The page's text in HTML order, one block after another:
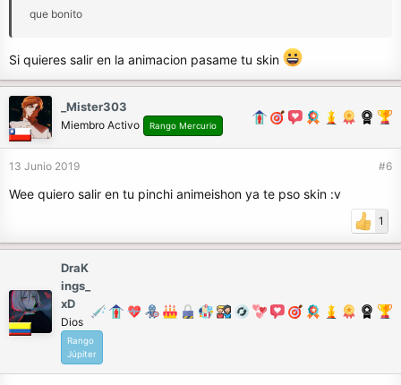
que bonito
Si quieres salir en la animacion pasame tu skin
_Mister303
Miembro Activo Rango Mercurio
13 Junio 2019 #6
Wee quiero salir en tu pinchi animeishon ya te pso skin :v
1
DraK
ings_
xD
Dios
Rango
Júpiter